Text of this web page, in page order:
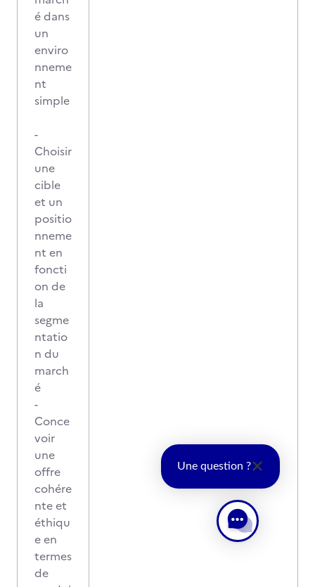
é dans
un
enviro
nneme
nt
simple
-
Choisir
une
cible
et un
positio
nneme
nt en
foncti
on de
la
segme
ntatio
n du
march
é
-
Conce
voir
une
offre
cohére
nte et
éthiqu
e en
termes
de
Une question ?